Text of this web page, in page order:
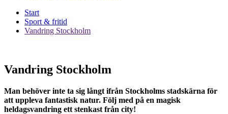
Start
Sport & fritid
Vandring Stockholm
Vandring Stockholm
Man behöver inte ta sig långt ifrån Stockholms stadskärna för
att uppleva fantastisk natur. Följ med på en magisk
heldagsvandring ett stenkast från city!